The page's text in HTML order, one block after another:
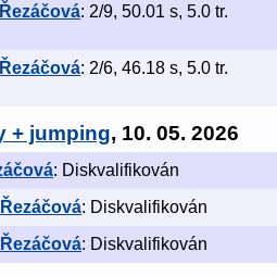
: 2/9, 50.01 s, 5.0 tr.
: 2/6, 46.18 s, 5.0 tr.
+ jumping, 10. 05. 2026
: Diskvalifikován
: Diskvalifikován
: Diskvalifikován